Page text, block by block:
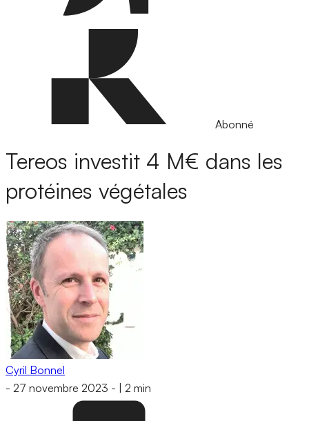
Abonné
Tereos investit 4 M€ dans les
protéines végétales
Cyril Bonnel
- 27 novembre 2023 - 2 min